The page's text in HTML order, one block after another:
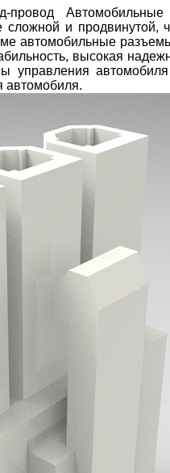
провод
и продвинутой,
автомобильные
высокая
управления
автомобиля.